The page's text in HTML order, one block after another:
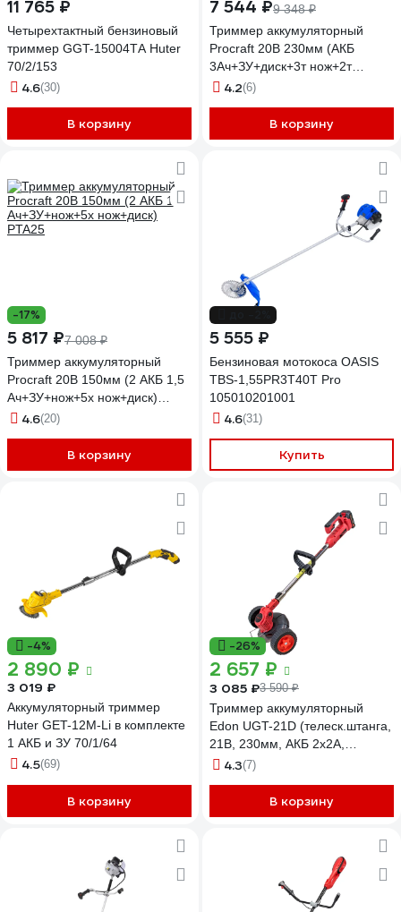
11 765 ₽
Четырехтактный бензиновый
триммер GGT-15004ТA Huter
70/2/153
4.6(30)
В корзину
7 544 ₽9 348 ₽
Триммер аккумуляторный
Procraft 20В 230мм (АКБ
3Ач+ЗУ+диск+3т нож+2т
нож+катушка) PTA25BL
4.2(6)
В корзину
-17%
5 817 ₽7 008 ₽
Триммер аккумуляторный
Procraft 20В 150мм (2 АКБ 1,5
Ач+ЗУ+нож+5х нож+диск)
PTA25
4.6(20)
В корзину
5 555 ₽
Бензиновая мотокоса OASIS
TBS-1,55PR3T40T Pro
105010201001
4.6(31)
Купить
-4%
2 890 ₽
3 019 ₽
Аккумуляторный триммер
Huter GET-12M-Li в комплекте
1 АКБ и ЗУ 70/1/64
4.5(69)
В корзину
-26%
2 657 ₽
3 085 ₽3 590 ₽
Триммер аккумуляторный
Edon UGT-21D (телеск.штанга,
21В, 230мм, АКБ 2x2А,
ЗУ1x1А, 2 мет/5пласт ножей)
4.3(7)
В корзину